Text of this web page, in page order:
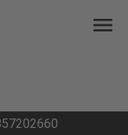
menu